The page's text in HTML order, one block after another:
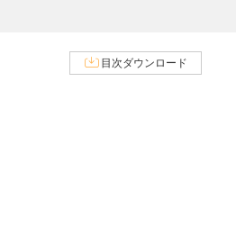
目次ダウンロード